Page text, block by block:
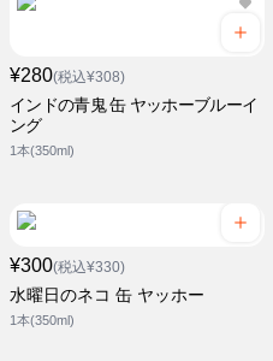
¥280(税込¥308)
インドの青鬼 缶 ヤッホーブルーイ
ング
1本(350ml)
¥300(税込¥330)
水曜日のネコ 缶 ヤッホー
1本(350ml)